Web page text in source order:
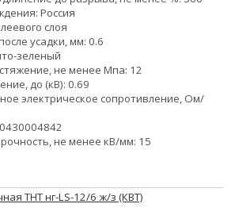
Россия
слоя
усадки, мм: 0.6
зеленый
не менее Мпа: 12
до (кВ): 0.69
электрическое сопротивление, Ом/
не менее кВ/мм: 15
ТНТ нг-LS-12/6 ж/з (КВТ)